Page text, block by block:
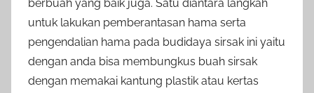
berbuah yang baik juga. Satu diantara langkah
untuk lakukan pemberantasan hama serta
pengendalian hama pada budidaya sirsak ini yaitu
dengan anda bisa membungkus buah sirsak
dengan memakai kantung plastik atau kertas